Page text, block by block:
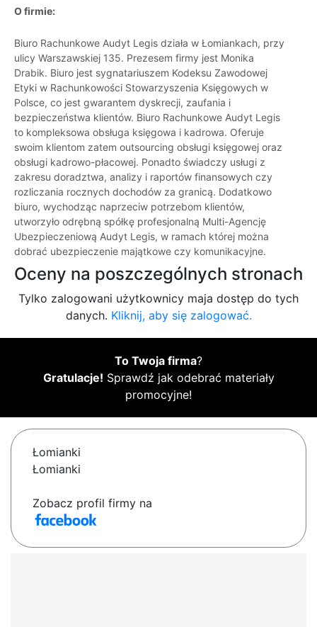
O firmie:
Biuro Rachunkowe Audyt Legis działa w Łomiankach, przy
ulicy Warszawskiej 135. Prezesem firmy jest Monika
Drabik. Biuro jest sygnatariuszem Kodeksu Zawodowej
Etyki w Rachunkowości Stowarzyszenia Księgowych w
Polsce, co jest gwarantem dyskrecji, zaufania i
bezpieczeństwa klientów. Biuro Rachunkowe Audyt Legis
to kompleksowa obsługa księgowa i kadrowa. Oferuje
swoim klientom zatem outsourcing obsługi księgowej oraz
obsługi kadrowo-płacowej. Ponadto świadczy usługi z
zakresu doradztwa, analizy i raportów finansowych czy
rozliczania rocznych dochodów za granicą. Dodatkowo
biuro, wychodząc naprzeciw potrzebom klientów,
utworzyło odrębną spółkę profesjonalną Multi-Agencję
Ubezpieczeniową Audyt Legis, w ramach której można
dobrać ubezpieczenie majątkowe czy komunikacyjne.
Oceny na poszczególnych stronach
Tylko zalogowani użytkownicy maja dostęp do tych
danych. Kliknij, aby się zalogować.
To Twoja firma?
Gratulacje! Sprawdź jak odebrać materiały
promocyjne!
Łomianki
Łomianki
Zobacz profil firmy na